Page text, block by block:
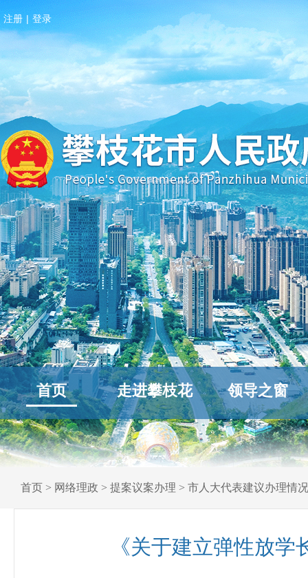
注册 | 登录
首页 走进攀枝花 领导之窗
首页 > 网络理政 > 提案议案办理 > 市人大代表建议办理情况
《关于建立弹性放